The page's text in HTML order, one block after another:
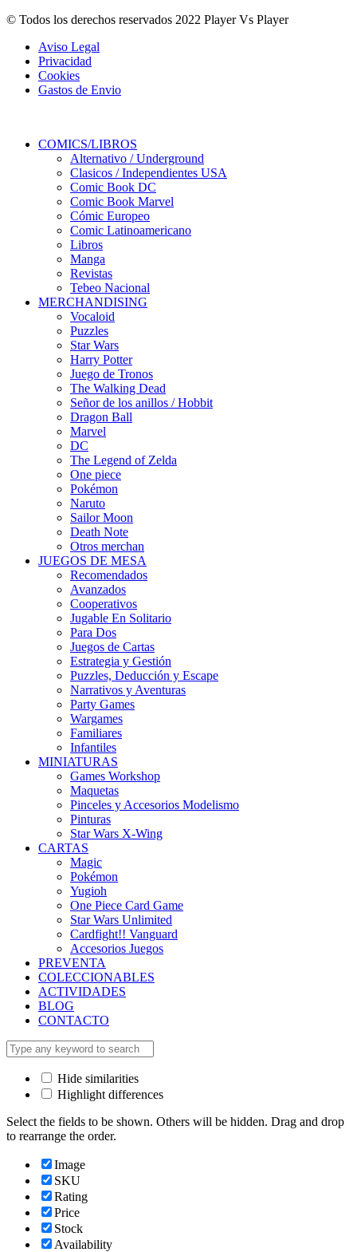
© Todos los derechos reservados 2022 Player Vs Player
Aviso Legal
Privacidad
Cookies
Gastos de Envio
COMICS/LIBROS
Alternativo / Underground
Clasicos / Independientes USA
Comic Book DC
Comic Book Marvel
Cómic Europeo
Comic Latinoamericano
Libros
Manga
Revistas
Tebeo Nacional
MERCHANDISING
Vocaloid
Puzzles
Star Wars
Harry Potter
Juego de Tronos
The Walking Dead
Señor de los anillos / Hobbit
Dragon Ball
Marvel
DC
The Legend of Zelda
One piece
Pokémon
Naruto
Sailor Moon
Death Note
Otros merchan
JUEGOS DE MESA
Recomendados
Avanzados
Cooperativos
Jugable En Solitario
Para Dos
Juegos de Cartas
Estrategia y Gestión
Puzzles, Deducción y Escape
Narrativos y Aventuras
Party Games
Wargames
Familiares
Infantiles
MINIATURAS
Games Workshop
Maquetas
Pinceles y Accesorios Modelismo
Pinturas
Star Wars X-Wing
CARTAS
Magic
Pokémon
Yugioh
One Piece Card Game
Star Wars Unlimited
Cardfight!! Vanguard
Accesorios Juegos
PREVENTA
COLECCIONABLES
ACTIVIDADES
BLOG
CONTACTO
Hide similarities
Highlight differences
Select the fields to be shown. Others will be hidden. Drag and drop
to rearrange the order.
Image
SKU
Rating
Price
Stock
Availability